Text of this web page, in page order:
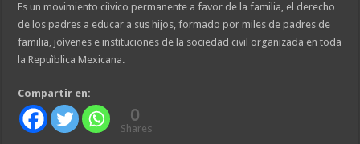
Es un movimiento ciìvico permanente a favor de la familia, el derecho
de los padres a educar a sus hijos, formado por miles de padres de
familia, joìvenes e instituciones de la sociedad civil organizada en toda
la Repuìblica Mexicana.
Compartir en:
0
Shares